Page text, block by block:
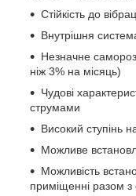
Стійкість до
Внутрішня
Незначне
ніж 3% на місяць)
Чудові
струмами
Високий ступінь
Можливе
Можливість
приміщенні разом